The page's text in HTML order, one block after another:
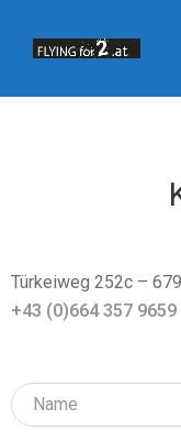
Türkeiweg 252c –
+43 (0)664 357 9659